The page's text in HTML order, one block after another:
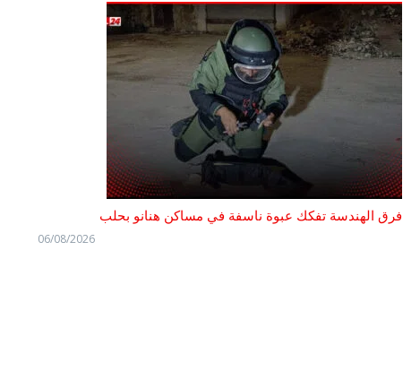
فرق الهندسة تفكك عبوة ناسفة في مساكن هنانو بحلب
06/08/2026